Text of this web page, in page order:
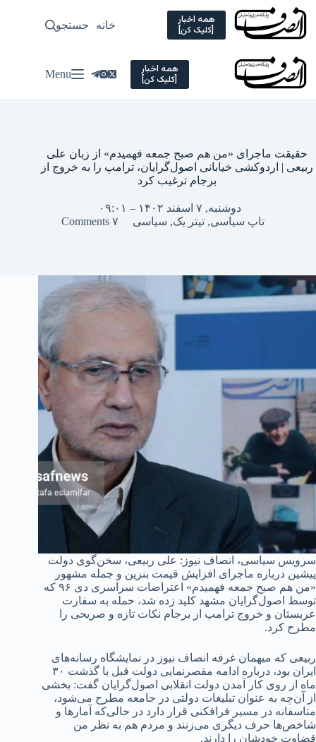
Skip
content
همه اخبار
[کلیک کن] خانه سیاسی
جستجو
همه اخبار
[کلیک کن] Menu
حقیقت ماجرای «من هم صبح جمعه فهمیدم» از زبان علی
ربیعی | اردوکشی خیابانی اصول‌گرایان، ترامپ را به خروج از
برجام ترغیب کرد
دوشنبه, ۷ اسفند ۱۴۰۲ – ۰۹:۰۱
تاپ سیاسی,تیتر یک, سیاسی ۷ Comments
سرویس سیاسی، انصاف نیوز: علی ربیعی، سخن‌گوی دولت
پیشین درباره ماجرای افزایش قیمت بنزین و جمله مشهور
«من هم صبح جمعه فهمیدم» اعتراضات سراسری دی ۹۶ که
توسط اصول‌گرایان مشهد کلید زده شد، حمله به سفارت
عربستان و خروج ترامپ از برجام نکات تازه و صریحی را
مطرح کرد.
ربیعی که میهمان غرفه انصاف نیوز در نمایشگاه رسانه‌های
ایران بود، درباره ادامه مقصرنمایی دولت قبل با گذشت ۳۰
ماه از روی کار آمدن دولت انقلابی اصول‌گرایان گفت: بخشی
از آن‌چه به عنوان تبلیغات دولتی در جامعه مطرح می‌شود،
متاسفانه در مسیر فرافکنی قرار دارد در حالی‌که آمارها و
شاخص‌ها حرف دیگری می‌زنند و مردم هم به نظر من
قضاوت خودشان را دارند.